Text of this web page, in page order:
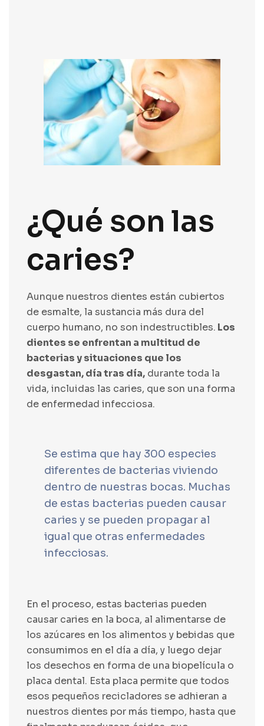
¿Qué son las
caries?
Aunque nuestros dientes están cubiertos
de esmalte, la sustancia más dura del
cuerpo humano, no son indestructibles. Los
dientes se enfrentan a multitud de
bacterias y situaciones que los
desgastan, día tras día, durante toda la
vida, incluidas las caries, que son una forma
de enfermedad infecciosa.
Se estima que hay 300 especies
diferentes de bacterias viviendo
dentro de nuestras bocas. Muchas
de estas bacterias pueden causar
caries y se pueden propagar al
igual que otras enfermedades
infecciosas.
En el proceso, estas bacterias pueden
causar caries en la boca, al alimentarse de
los azúcares en los alimentos y bebidas que
consumimos en el día a día, y luego dejar
los desechos en forma de una biopelícula o
placa dental. Esta placa permite que todos
esos pequeños recicladores se adhieran a
nuestros dientes por más tiempo, hasta que